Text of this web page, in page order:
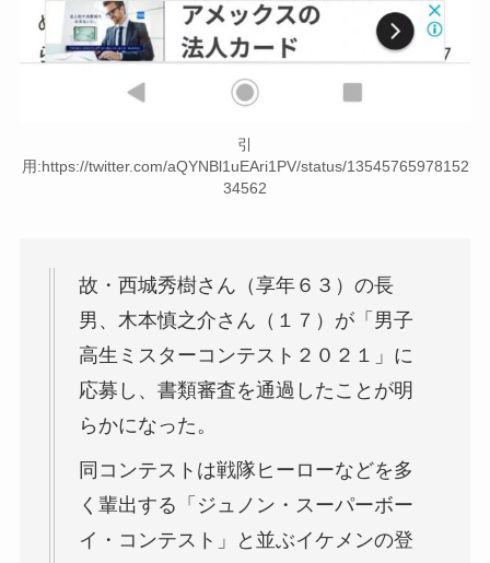
引
用:https://twitter.com/aQYNBl1uEAri1PV/status/13545765978152
34562
故・西城秀樹さん（享年６３）の長
男、木本慎之介さん（１７）が「男子
高生ミスターコンテスト２０２１」に
応募し、書類審査を通過したことが明
らかになった。
同コンテストは戦隊ヒーローなどを多
く輩出する「ジュノン・スーパーボー
イ・コンテスト」と並ぶイケメンの登